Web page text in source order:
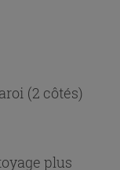
(2 côtés)
plus